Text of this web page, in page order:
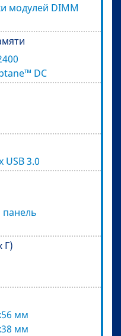
модулей DIMM
DC
3.0
Г)
мм
мм